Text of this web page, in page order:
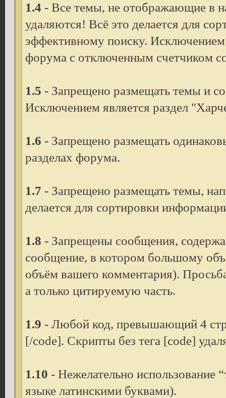
1.4 - Все темы, не отображающие в
удаляются! Всё это делается для
эффективному поиску. Исключением
форума с отключенным счетчиком
1.5 - Запрещено размещать темы и
Исключением является раздел
1.6 - Запрещено размещать
разделах форума.
1.7 - Запрещено размещать темы,
делается для сортировки
1.8 - Запрещены сообщения,
сообщение, в котором большому
объём вашего комментария).
а только цитируемую часть.
1.9 - Любой код, превышающий 4
[/code]. Скрипты без тега [code]
1.10 - Нежелательно использование
языке латинскими буквами).